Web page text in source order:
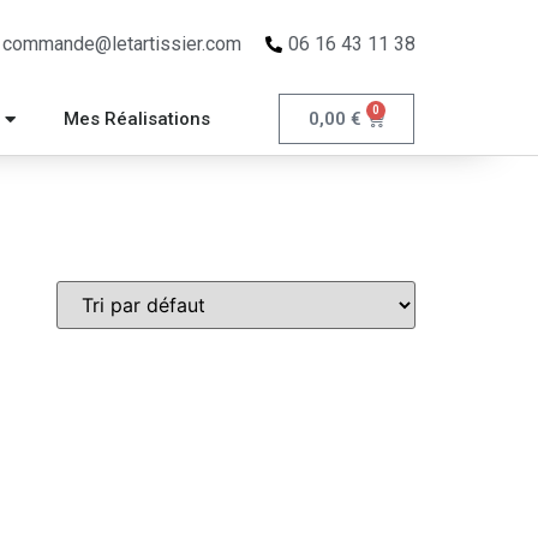
commande@letartissier.com 06 16 43 11 38
Mes Réalisations 0,00 € 0